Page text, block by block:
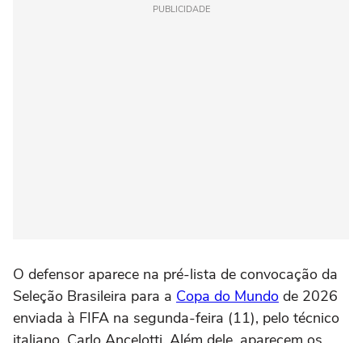
PUBLICIDADE
O defensor aparece na pré-lista de convocação da
Seleção Brasileira para a Copa do Mundo de 2026
enviada à FIFA na segunda-feira (11), pelo técnico